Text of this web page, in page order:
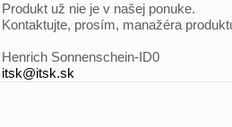
Produkt už nie je v našej ponuke.
Kontaktujte, prosím, manažéra
Henrich Sonnenschein-ID0
itsk@itsk.sk